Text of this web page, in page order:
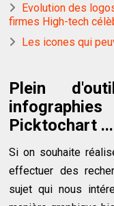
Evolution des
firmes High-tech
Les icones qui
Plein
Picktochart ...
Si on souhaite
effectuer des
sujet qui nous